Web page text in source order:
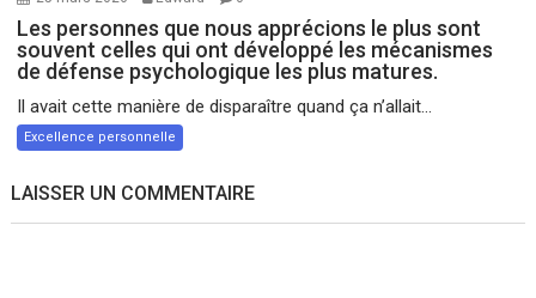
Les personnes que nous apprécions le plus sont
souvent celles qui ont développé les mécanismes
de défense psychologique les plus matures.
Il avait cette manière de disparaître quand ça n’allait...
Excellence personnelle
LAISSER UN COMMENTAIRE